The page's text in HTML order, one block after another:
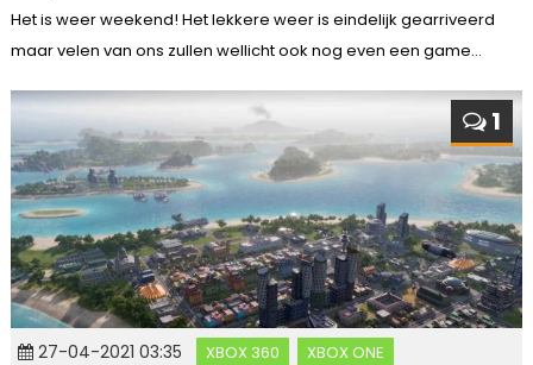
Het is weer weekend! Het lekkere weer is eindelijk gearriveerd
maar velen van ons zullen wellicht ook nog even een game...
1
27-04-2021 03:35 XBOX 360 XBOX ONE